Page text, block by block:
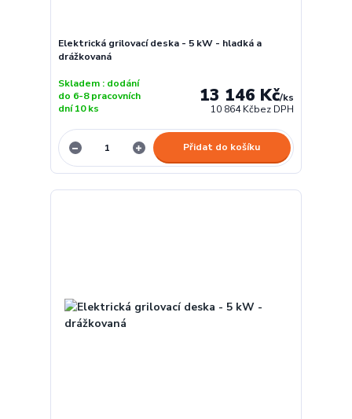
Elektrická grilovací deska - 5 kW - hladká a
drážkovaná
13 146 Kč/ks
10 864 Kčbez DPH
Skladem : dodání
do 6-8 pracovních
dní 10 ks
Přidat do košíku